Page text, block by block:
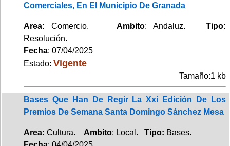
Comerciales, En El Municipio De Granada
Area: Comercio. Ambito: Andaluz.Tipo:
Resolución.
Fecha: 07/04/2025
Estado: Vigente
Tamaño:1 kb
Bases Que Han De Regir La Xxi Edición De Los
Premios De Semana Santa Domingo Sánchez Mesa
Area: Cultura. Ambito: Local. Tipo: Bases.